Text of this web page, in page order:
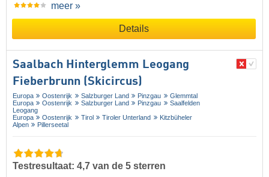
meer »
Details
Saalbach Hinterglemm Leogang
Fieberbrunn (Skicircus)
Europa Oostenrijk Salzburger Land Pinzgau
Glemmtal
Europa
Oostenrijk Salzburger Land Pinzgau
Saalfelden
Leogang
Europa
Oostenrijk Tirol Tiroler Unterland
Kitzbüheler
Alpen
Pillerseetal
Testresultaat: 4,7 van de 5 sterren